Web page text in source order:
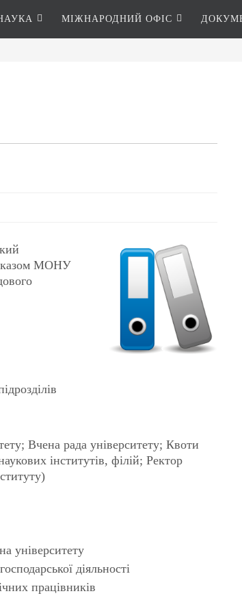
МІЖНАРОДНИЙ ОФІС
МОНУ
Вчена рада університету; Квоти
інститутів, філій; Ректор
університету
діяльності
працівників